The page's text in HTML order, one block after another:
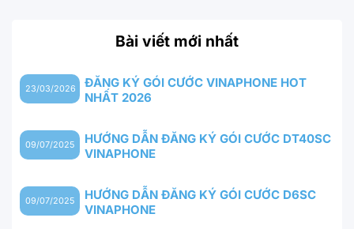
Bài viết mới nhất
ĐĂNG KÝ GÓI CƯỚC VINAPHONE HOT
NHẤT 2026
23/03/2026
HƯỚNG DẪN ĐĂNG KÝ GÓI CƯỚC DT40SC
VINAPHONE
09/07/2025
HƯỚNG DẪN ĐĂNG KÝ GÓI CƯỚC D6SC
VINAPHONE
09/07/2025